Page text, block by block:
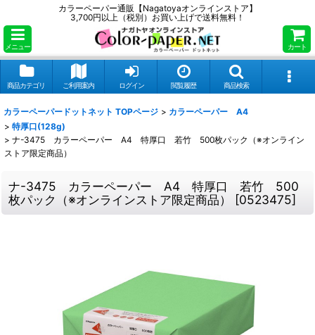
カラーペーパー通販【Nagatoyaオンラインストア】
3,700円以上（税別）お買い上げで送料無料！
メニュー カート
商品カテゴリ ご利用案内 ログイン 閲覧履歴 商品検索
カラーペーパードットネット TOPページ > カラーペーパー A4
> 特厚口(128g)
> ナ-3475 カラーペーパー A4 特厚口 若竹 500枚パック（※オンライン
ストア限定商品）
ナ-3475 カラーペーパー A4 特厚口 若竹 500
枚パック（※オンラインストア限定商品）
[0523475]